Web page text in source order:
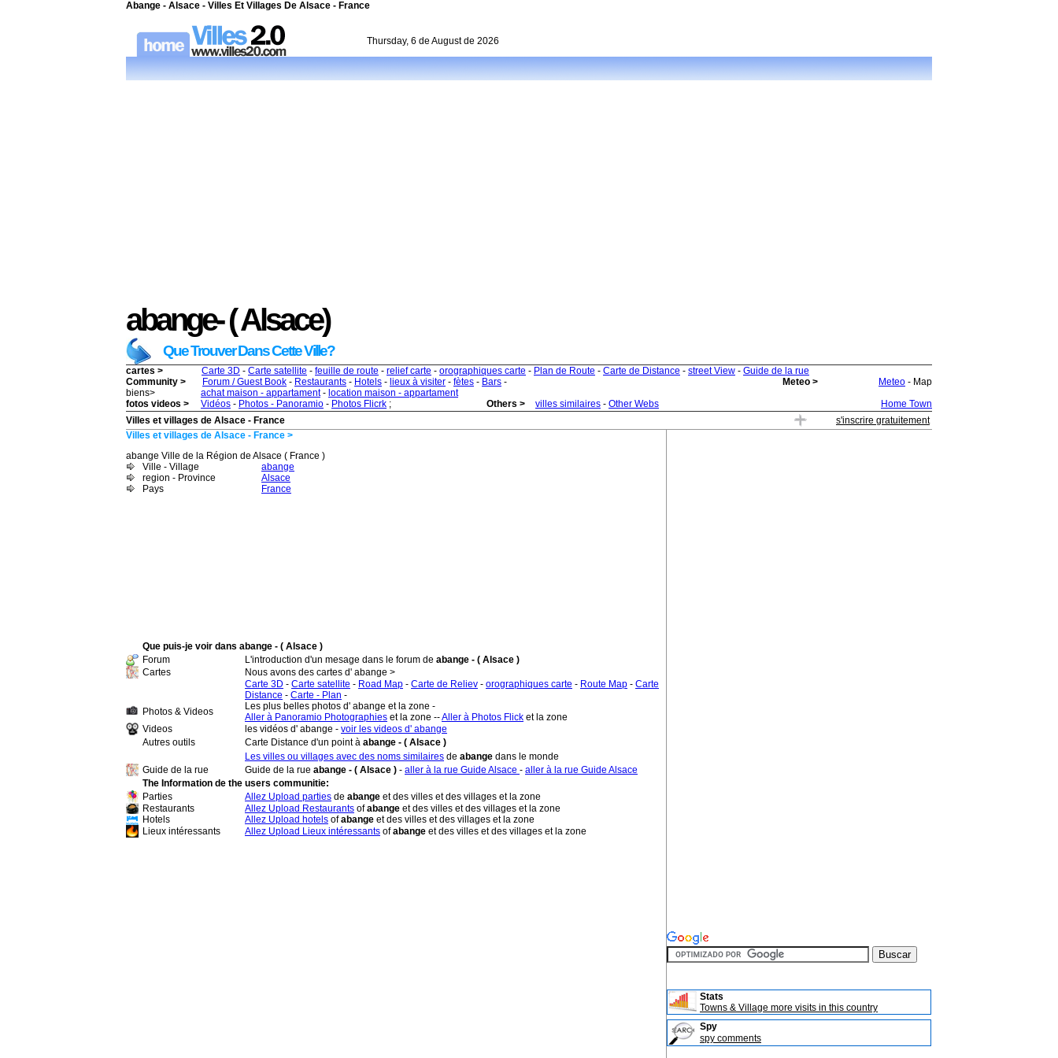
Abange - Alsace - Villes Et Villages De Alsace - France
Thursday, 6 de August de 2026
abange- ( Alsace)
Que Trouver Dans Cette Ville?
cartes > Carte 3D - Carte satellite - feuille de route - relief carte - orographiques carte - Plan de Route - Carte de Distance - street View - Guide de la rue
Community >
Forum / Guest Book - Restaurants - Hotels - lieux à visiter - fètes - Bars - Meteo > Meteo - Map
biens>
achat maison - appartament- location maison - appartament
fotos videos >
Vidéos - Photos - Panoramio - Photos Flicrk ; Others > villes similaires - Other Webs
Home Town
Villes et villages de Alsace - France
s'inscrire gratuitement
Villes et villages de Alsace - France >
abange Ville de la Région de Alsace ( France )
Ville - Village
abange
region - Province
Alsace
Pays
France
Que puis-je voir dans abange - ( Alsace )
Forum
L'introduction d'un mesage dans le forum de abange - ( Alsace )
Cartes
Nous avons des cartes d' abange >
Carte 3D - Carte satellite - Road Map - Carte de Reliev - orographiques carte - Route Map - Carte
Distance - Carte - Plan -
Photos & Videos
Les plus belles photos d' abange et la zone -
Aller à Panoramio Photographies et la zone --Aller à Photos Flick et la zone
Videos
les vidéos d' abange - voir les videos d' abange
Autres outils
Carte Distance d'un point à abange - ( Alsace )
Les villes ou villages avec des noms similaires de abange dans le monde
Guide de la rue
Guide de la rue abange - ( Alsace ) - aller à la rue Guide Alsace - aller à la rue Guide Alsace
The Information de the users communitie:
Parties
Allez Upload parties de abange et des villes et des villages et la zone
Restaurants
Allez Upload Restaurants ofabange et des villes et des villages et la zone
Hotels
Allez Upload hotels ofabange et des villes et des villages et la zone
Lieux intéressants
Allez Upload Lieux intéressants ofabange et des villes et des villages et la zone
Stats
Towns & Village more visits in this country
Spy
spy comments